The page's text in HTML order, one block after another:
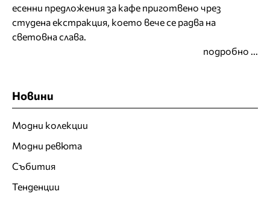
есенни предложения за кафе приготвено чрез
студена екстракция, което вече се радва на
световна слава.
подробно ...
Новини
Модни колекции
Модни ревюта
Събития
Тенденции